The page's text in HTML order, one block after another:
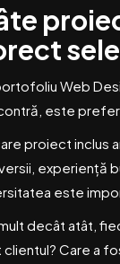
Web
este
proiect inclus
experiență
este
decât atât,
Care a